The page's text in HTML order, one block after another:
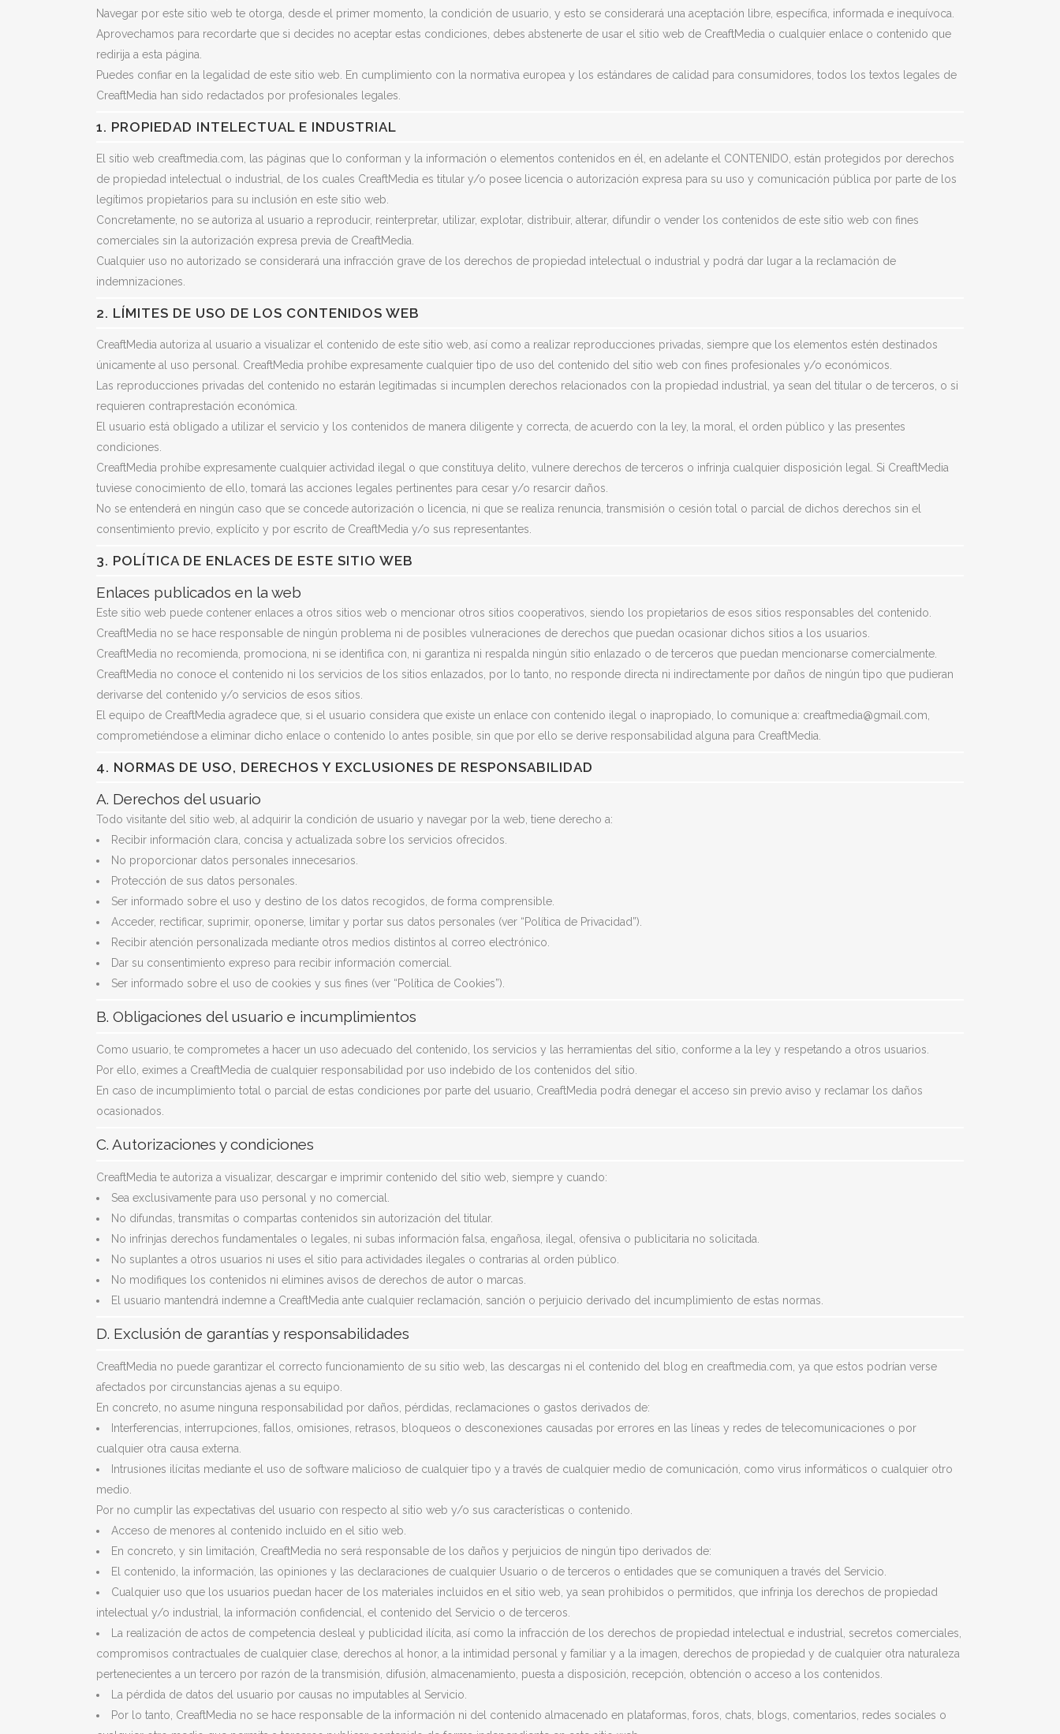
Navegar por este sitio web te otorga, desde el primer momento, la condición de usuario, y esto se considerará una aceptación libre, específica, informada e inequívoca.
Aprovechamos para recordarte que si decides no aceptar estas condiciones, debes abstenerte de usar el sitio web de CreaftMedia o cualquier enlace o contenido que
redirija a esta página.
Puedes confiar en la legalidad de este sitio web. En cumplimiento con la normativa europea y los estándares de calidad para consumidores, todos los textos legales de
CreaftMedia han sido redactados por profesionales legales.
1. PROPIEDAD INTELECTUAL E INDUSTRIAL
El sitio web creaftmedia.com, las páginas que lo conforman y la información o elementos contenidos en él, en adelante el CONTENIDO, están protegidos por derechos
de propiedad intelectual o industrial, de los cuales CreaftMedia es titular y/o posee licencia o autorización expresa para su uso y comunicación pública por parte de los
legítimos propietarios para su inclusión en este sitio web.
Concretamente, no se autoriza al usuario a reproducir, reinterpretar, utilizar, explotar, distribuir, alterar, difundir o vender los contenidos de este sitio web con fines
comerciales sin la autorización expresa previa de CreaftMedia.
Cualquier uso no autorizado se considerará una infracción grave de los derechos de propiedad intelectual o industrial y podrá dar lugar a la reclamación de
indemnizaciones.
2. LÍMITES DE USO DE LOS CONTENIDOS WEB
CreaftMedia autoriza al usuario a visualizar el contenido de este sitio web, así como a realizar reproducciones privadas, siempre que los elementos estén destinados
únicamente al uso personal. CreaftMedia prohíbe expresamente cualquier tipo de uso del contenido del sitio web con fines profesionales y/o económicos.
Las reproducciones privadas del contenido no estarán legitimadas si incumplen derechos relacionados con la propiedad industrial, ya sean del titular o de terceros, o si
requieren contraprestación económica.
El usuario está obligado a utilizar el servicio y los contenidos de manera diligente y correcta, de acuerdo con la ley, la moral, el orden público y las presentes
condiciones.
CreaftMedia prohíbe expresamente cualquier actividad ilegal o que constituya delito, vulnere derechos de terceros o infrinja cualquier disposición legal. Si CreaftMedia
tuviese conocimiento de ello, tomará las acciones legales pertinentes para cesar y/o resarcir daños.
No se entenderá en ningún caso que se concede autorización o licencia, ni que se realiza renuncia, transmisión o cesión total o parcial de dichos derechos sin el
consentimiento previo, explícito y por escrito de CreaftMedia y/o sus representantes.
3. POLÍTICA DE ENLACES DE ESTE SITIO WEB
Enlaces publicados en la web
Este sitio web puede contener enlaces a otros sitios web o mencionar otros sitios cooperativos, siendo los propietarios de esos sitios responsables del contenido.
CreaftMedia no se hace responsable de ningún problema ni de posibles vulneraciones de derechos que puedan ocasionar dichos sitios a los usuarios.
CreaftMedia no recomienda, promociona, ni se identifica con, ni garantiza ni respalda ningún sitio enlazado o de terceros que puedan mencionarse comercialmente.
CreaftMedia no conoce el contenido ni los servicios de los sitios enlazados, por lo tanto, no responde directa ni indirectamente por daños de ningún tipo que pudieran
derivarse del contenido y/o servicios de esos sitios.
El equipo de CreaftMedia agradece que, si el usuario considera que existe un enlace con contenido ilegal o inapropiado, lo comunique a: creaftmedia@gmail.com,
comprometiéndose a eliminar dicho enlace o contenido lo antes posible, sin que por ello se derive responsabilidad alguna para CreaftMedia.
4. NORMAS DE USO, DERECHOS Y EXCLUSIONES DE RESPONSABILIDAD
A. Derechos del usuario
Todo visitante del sitio web, al adquirir la condición de usuario y navegar por la web, tiene derecho a:
Recibir información clara, concisa y actualizada sobre los servicios ofrecidos.
No proporcionar datos personales innecesarios.
Protección de sus datos personales.
Ser informado sobre el uso y destino de los datos recogidos, de forma comprensible.
Acceder, rectificar, suprimir, oponerse, limitar y portar sus datos personales (ver “Política de Privacidad”).
Recibir atención personalizada mediante otros medios distintos al correo electrónico.
Dar su consentimiento expreso para recibir información comercial.
Ser informado sobre el uso de cookies y sus fines (ver “Política de Cookies”).
B. Obligaciones del usuario e incumplimientos
Como usuario, te comprometes a hacer un uso adecuado del contenido, los servicios y las herramientas del sitio, conforme a la ley y respetando a otros usuarios.
Por ello, eximes a CreaftMedia de cualquier responsabilidad por uso indebido de los contenidos del sitio.
En caso de incumplimiento total o parcial de estas condiciones por parte del usuario, CreaftMedia podrá denegar el acceso sin previo aviso y reclamar los daños
ocasionados.
C. Autorizaciones y condiciones
CreaftMedia te autoriza a visualizar, descargar e imprimir contenido del sitio web, siempre y cuando:
Sea exclusivamente para uso personal y no comercial.
No difundas, transmitas o compartas contenidos sin autorización del titular.
No infrinjas derechos fundamentales o legales, ni subas información falsa, engañosa, ilegal, ofensiva o publicitaria no solicitada.
No suplantes a otros usuarios ni uses el sitio para actividades ilegales o contrarias al orden público.
No modifiques los contenidos ni elimines avisos de derechos de autor o marcas.
El usuario mantendrá indemne a CreaftMedia ante cualquier reclamación, sanción o perjuicio derivado del incumplimiento de estas normas.
D. Exclusión de garantías y responsabilidades
CreaftMedia no puede garantizar el correcto funcionamiento de su sitio web, las descargas ni el contenido del blog en creaftmedia.com, ya que estos podrían verse
afectados por circunstancias ajenas a su equipo.
En concreto, no asume ninguna responsabilidad por daños, pérdidas, reclamaciones o gastos derivados de:
Interferencias, interrupciones, fallos, omisiones, retrasos, bloqueos o desconexiones causadas por errores en las líneas y redes de telecomunicaciones o por
cualquier otra causa externa.
Intrusiones ilícitas mediante el uso de software malicioso de cualquier tipo y a través de cualquier medio de comunicación, como virus informáticos o cualquier otro
medio.
Por no cumplir las expectativas del usuario con respecto al sitio web y/o sus características o contenido.
Acceso de menores al contenido incluido en el sitio web.
En concreto, y sin limitación, CreaftMedia no será responsable de los daños y perjuicios de ningún tipo derivados de:
El contenido, la información, las opiniones y las declaraciones de cualquier Usuario o de terceros o entidades que se comuniquen a través del Servicio.
Cualquier uso que los usuarios puedan hacer de los materiales incluidos en el sitio web, ya sean prohibidos o permitidos, que infrinja los derechos de propiedad
intelectual y/o industrial, la información confidencial, el contenido del Servicio o de terceros.
La realización de actos de competencia desleal y publicidad ilícita, así como la infracción de los derechos de propiedad intelectual e industrial, secretos comerciales,
compromisos contractuales de cualquier clase, derechos al honor, a la intimidad personal y familiar y a la imagen, derechos de propiedad y de cualquier otra naturaleza
pertenecientes a un tercero por razón de la transmisión, difusión, almacenamiento, puesta a disposición, recepción, obtención o acceso a los contenidos.
La pérdida de datos del usuario por causas no imputables al Servicio.
Por lo tanto, CreaftMedia no se hace responsable de la información ni del contenido almacenado en plataformas, foros, chats, blogs, comentarios, redes sociales o